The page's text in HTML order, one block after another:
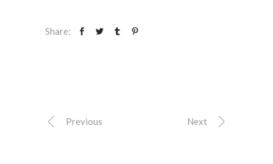
Share:
Previous Next